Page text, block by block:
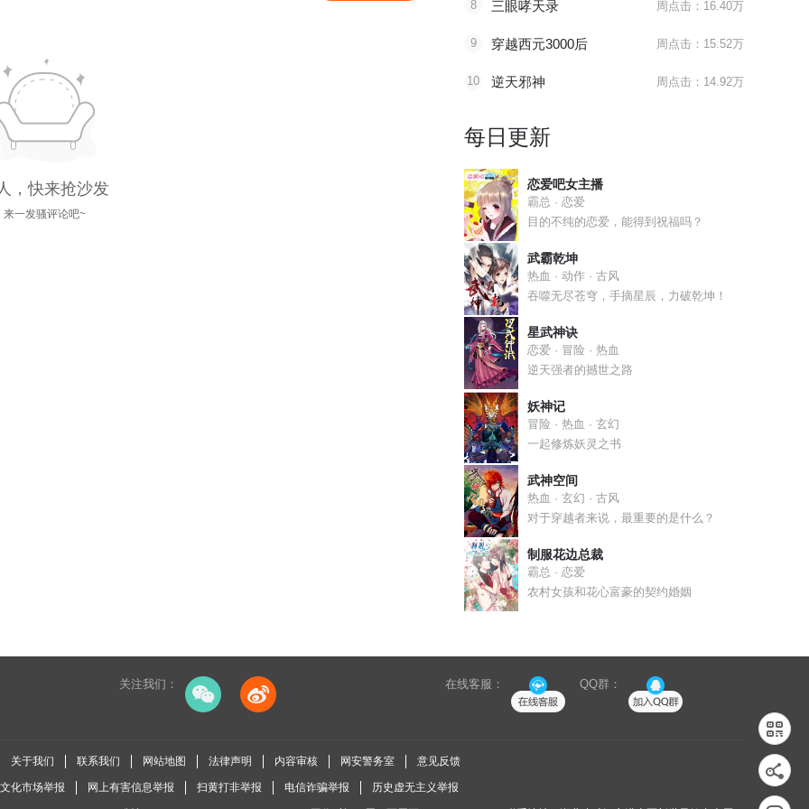
，快来抢沙发
来一发骚评论吧~
8 三眼哮天录 周点击：16.40万
9 穿越西元3000后 周点击：15.52万
10 逆天邪神 周点击：14.92万
每日更新
恋爱吧女主播
霸总 · 恋爱
目的不纯的恋爱，能得到祝福吗？
武霸乾坤
热血 · 动作 · 古风
吞噬无尽苍穹，手摘星辰，力破乾坤！
星武神诀
恋爱 · 冒险 · 热血
逆天强者的撼世之路
妖神记
冒险 · 热血 · 玄幻
一起修炼妖灵之书
武神空间
热血 · 玄幻 · 古风
对于穿越者来说，最重要的是什么？
制服花边总裁
霸总 · 恋爱
农村女孩和花心富豪的契约婚姻
关注我们： 在线客服： QQ群：
关于我们 联系我们 网站地图 法律声明 内容审核 网安警务室 意见反馈
化市场举报 网上有害信息举报 扫黄打非举报 电信诈骗举报 历史虚无主义举报